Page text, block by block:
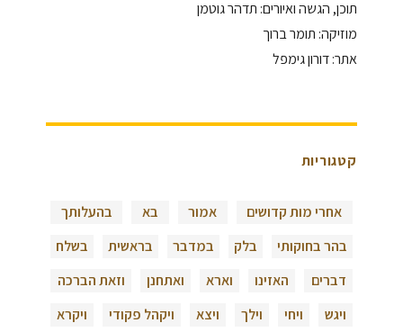
תוכן, הגשה ואיורים: תדהר גוטמן
מוזיקה: תומר ברוך
אתר: דורון גימפל
קטגוריות
אחרי מות קדושים אמור בא
בהעלותך
בהר בחוקותי
בלק במדבר בראשית
בשלח
דברים
האזינו וארא ואתחנן
וזאת הברכה
ויגש
ויחי וילך ויצא ויקהל פקודי
ויקרא